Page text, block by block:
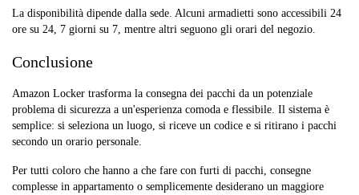
La disponibilità dipende dalla sede. Alcuni armadietti sono accessibili 24
ore su 24, 7 giorni su 7, mentre altri seguono gli orari del negozio.
Conclusione
Amazon Locker trasforma la consegna dei pacchi da un potenziale
problema di sicurezza a un'esperienza comoda e flessibile. Il sistema è
semplice: si seleziona un luogo, si riceve un codice e si ritirano i pacchi
secondo un orario personale.
Per tutti coloro che hanno a che fare con furti di pacchi, consegne
complesse in appartamento o semplicemente desiderano un maggiore